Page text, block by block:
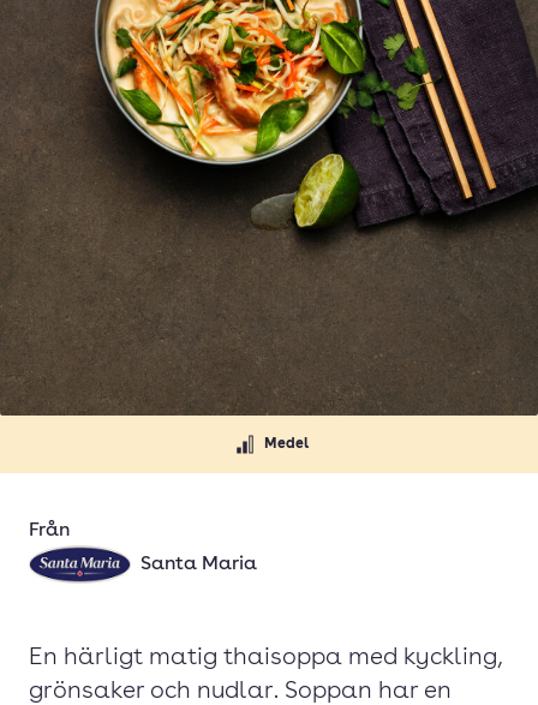
Medel
Från
Santa Maria
En härligt matig thaisoppa med kyckling,
grönsaker och nudlar. Soppan har en